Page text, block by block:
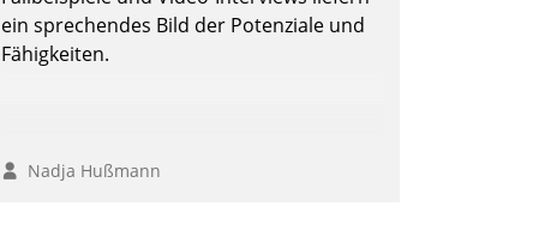
Entscheidungen.
ein sprechendes Bild der Potenziale und
Fähigkeiten.
Nadja Hußmann